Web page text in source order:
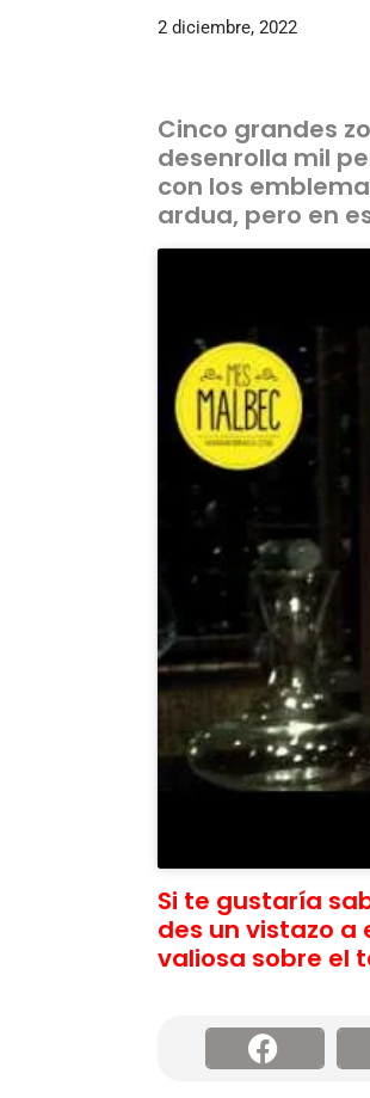
2 diciembre, 2022
Cinco grandes
desenrolla mil
con los
ardua, pero en
Si te gustaría
des un vistazo
valiosa sobre el